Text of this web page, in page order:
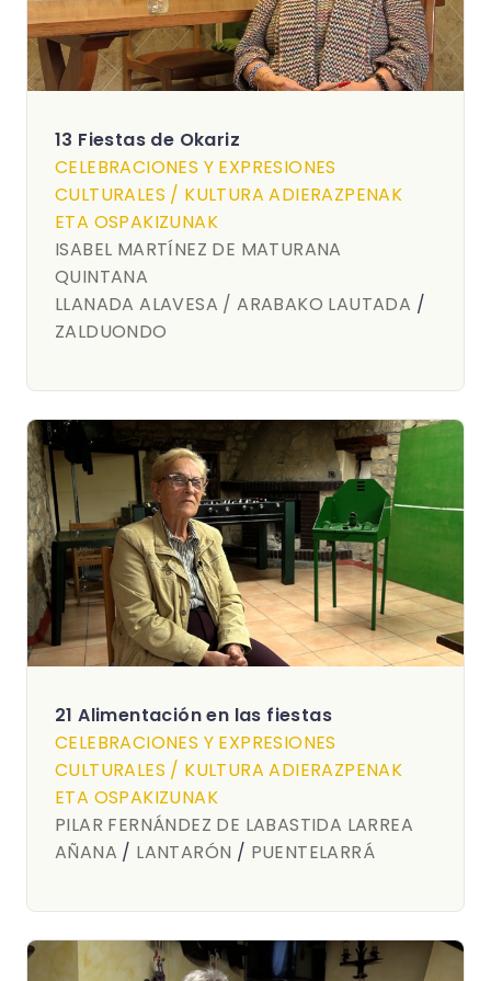
13 Fiestas de Okariz
CELEBRACIONES Y EXPRESIONES
CULTURALES / KULTURA ADIERAZPENAK
ETA OSPAKIZUNAK
ISABEL MARTÍNEZ DE MATURANA
QUINTANA
LLANADA ALAVESA / ARABAKO LAUTADA /
ZALDUONDO
21 Alimentación en las fiestas
CELEBRACIONES Y EXPRESIONES
CULTURALES / KULTURA ADIERAZPENAK
ETA OSPAKIZUNAK
PILAR FERNÁNDEZ DE LABASTIDA LARREA
AÑANA / LANTARÓN / PUENTELARRÁ